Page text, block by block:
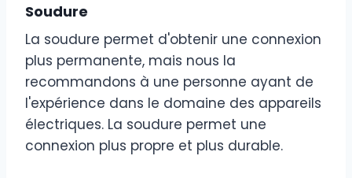
Soudure
La soudure permet d'obtenir une connexion
plus permanente, mais nous la
recommandons à une personne ayant de
l'expérience dans le domaine des appareils
électriques. La soudure permet une
connexion plus propre et plus durable.